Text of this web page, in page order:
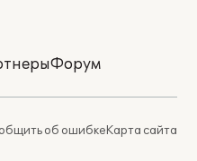
Форум
об ошибкеКарта сайта